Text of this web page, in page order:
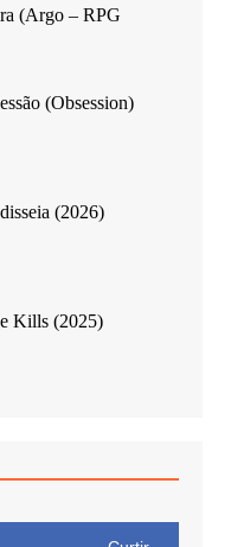
(Argo – RPG
(Obsession)
(2026)
Kills (2025)